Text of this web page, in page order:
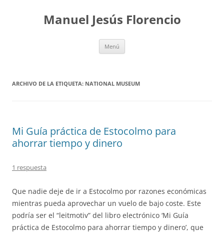
contenidoManuel Jesús Florencio
Menú
ARCHIVO DE LA ETIQUETA: NATIONAL MUSEUM
Mi Guía práctica de Estocolmo para
ahorrar tiempo y dinero
1 respuesta
Que nadie deje de ir a Estocolmo por razones económicas
mientras pueda aprovechar un vuelo de bajo coste. Este
podría ser el “leitmotiv” del libro electrónico ‘Mi Guía
práctica de Estocolmo para ahorrar tiempo y dinero’, que